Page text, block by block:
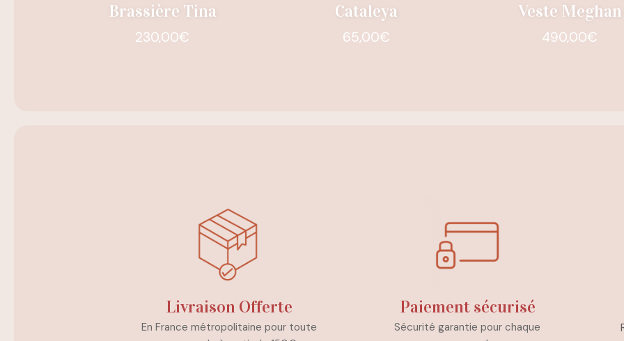
Brassière Tina
230,00€
Cataleya
65,00€
Veste Meghan
490,00€
Livraison Offerte
En France métropolitaine pour toute
Paiement sécurisé
Sécurité garantie pour chaque